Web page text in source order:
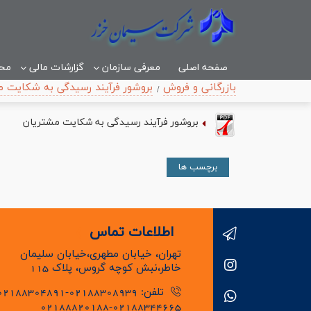
صفحه اصلی معرفی سازمان گزارشات مالی
بازرگانی و فروش
بروشور فرآیند رسیدگی به شکایت
بروشور فرآیند رسیدگی به شکایت مشتریان
برچسب ها
اطلاعات تماس
تهران، خیابان مطهری،خیابان سلیمان
خاطر،نبش کوچه گروس، پلاک 115
تلفن: 02188308939-02188304891
02188820188-02188344665